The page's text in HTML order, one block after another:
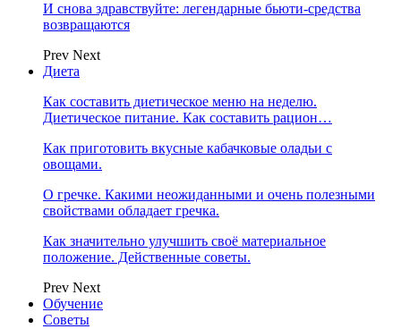
И снова здравствуйте: легендарные бьюти-средства
возвращаются
Prev Next
Диета
Как составить диетическое меню на неделю.
Диетическое питание. Как составить рацион…
Как приготовить вкусные кабачковые оладьи с
овощами.
О гречке. Какими неожиданными и очень полезными
свойствами обладает гречка.
Как значительно улучшить своё материальное
положение. Действенные советы.
Prev Next
Обучение
Советы